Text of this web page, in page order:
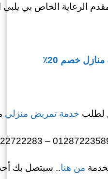
الرعاية الخاص بي يلبي
خصم 20٪
لطلب خدمة تمريض منزلي
من هنا.. سيتصل بك